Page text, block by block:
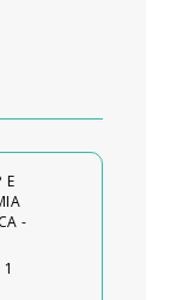
E
-